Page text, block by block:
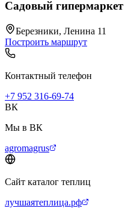
Садовый
Березники, Ленина 11
Построить маршрут
Контактный телефон
+7 952 316-69-74
ВК
Мы в ВК
agromagrus
Сайт каталог теплиц
лучшаятеплица.рф